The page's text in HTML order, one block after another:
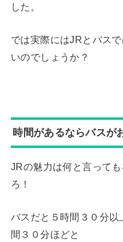
した。
では実際にはJRとバス
いのでしょうか？
時間があるならバスが
JRの魅力は何と言って
ろ！
バスだと５時間３０分
間３０分ほどと